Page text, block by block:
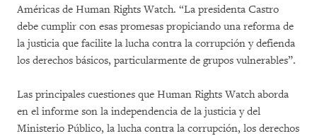
Américas de Human Rights Watch. “La presidenta Castro
debe cumplir con esas promesas propiciando una reforma de
la justicia que facilite la lucha contra la corrupción y defienda
los derechos básicos, particularmente de grupos vulnerables”.
Las principales cuestiones que Human Rights Watch aborda
en el informe son la independencia de la justicia y del
Ministerio Público, la lucha contra la corrupción, los derechos